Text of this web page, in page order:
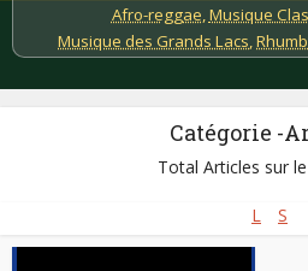
Afro-reggae,Musique
Musique des Grands Lacs,
Catégorie -
Total Articles sur
L S